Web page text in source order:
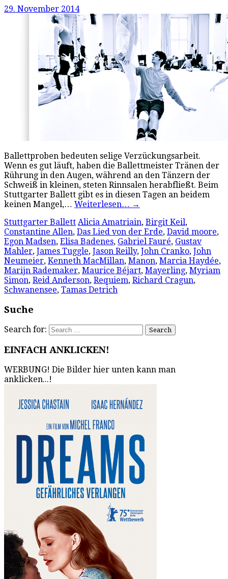
29. November 2014
Ballettproben bedeuten selige Verzückungsarbeit.
Wenn es gut läuft, haben die Ballettmeister Tränen der
Rührung in den Augen, während an den Tänzern der
Schweiß in kleinen, steten Rinnsalen herabfließt. Beim
Stuttgarter Ballett gibt es in diesen Tagen an beidem
keinen Mangel,… Weiterlesen… →
Stuttgarter Ballett Alicia Amatriain, Birgit Keil,
Constantine Allen, Das Lied von der Erde, David moore,
Egon Madsen, Elisa Badenes, Gabriel Fauré, Gustav
Mahler, James Tuggle, Jason Reilly, John Cranko, John
Neumeier, Kenneth MacMillan, Manon, Marcia Haydée,
Marijn Rademaker, Maurice Béjart, Mayerling, Myriam
Simon, Reid Anderson, Requiem, Richard Cragun,
Schwanensee, Tamas Detrich
Suche
Search for:
EINFACH ANKLICKEN!
WERBUNG! Die Bilder hier unten kann man
anklicken...!